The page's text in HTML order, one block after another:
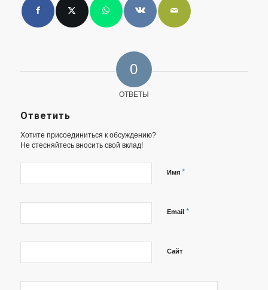
0
ОТВЕТЫ
Ответить
Хотите присоединиться к обсуждению?
Не стесняйтесь вносить свой вклад!
Имя *
Email *
Сайт